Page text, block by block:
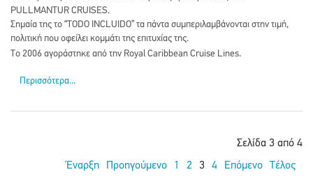
PULLMANTUR CRUISES.
Σημαία της το “TODO INCLUIDO” τα πάντα συμπεριλαμβάνονται στην τιμή,
πολιτική που οφείλει κομμάτι της επιτυχίας της.
Το 2006 αγοράστηκε από την Royal Caribbean Cruise Lines.
Περισσότερα...
Σελίδα 3 από 4
Έναρξη
Προηγούμενο 1 2 3 4 Επόμενο Τέλος